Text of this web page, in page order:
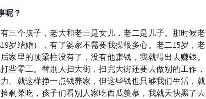
呢？
三个孩子，老大和老三是女儿，老二是儿子。那时候老
岁结婚），有了婆家不需要我操很多心。老二15岁，老
家里的顶梁柱没有了，没有他赚钱，我就得出去赚钱。
些零工。替别人扫大街，扫完大街还要去做别的工作，
。就这样挣一点钱养家，但这些钱也只够我们生活，就
剩菜吃，孩子们看别人家吃西瓜羡慕，我就天快黑了去